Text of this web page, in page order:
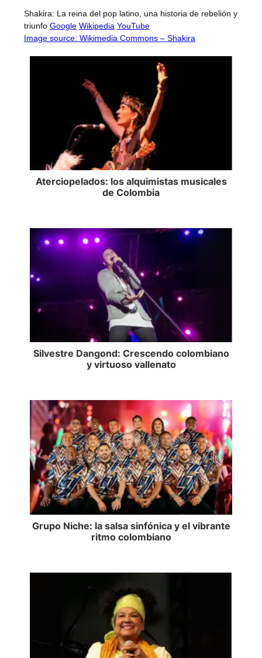
Shakira: La reina del pop latino, una historia de rebelión y
triunfo Google Wikipedia YouTube
Image source: Wikimedia Commons – Shakira
Aterciopelados: los alquimistas musicales
de Colombia
Silvestre Dangond: Crescendo colombiano
y virtuoso vallenato
Grupo Niche: la salsa sinfónica y el vibrante
ritmo colombiano